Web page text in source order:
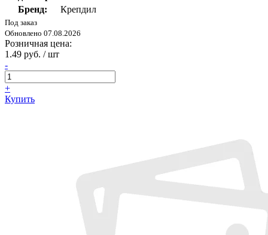
Бренд:
Крепдил
Под заказ
Обновлено 07.08.2026
Розничная цена:
1.49 руб. / шт
-
+
Купить